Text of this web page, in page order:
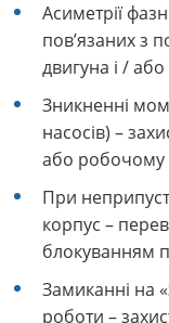
Асиметрії
пов’язаних з
двигуна і /
Зникненні
насосів) –
або робочому
При
корпус –
блокуванням
Замиканні на
роботи –